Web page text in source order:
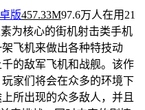
版457.33M97.6万人在用 21
为核心的街机射击类手机
飞机来做出各种特技动
的敌军飞机和战舰。该作
家们将会在众多的环境下
所出现的众多敌人，并且